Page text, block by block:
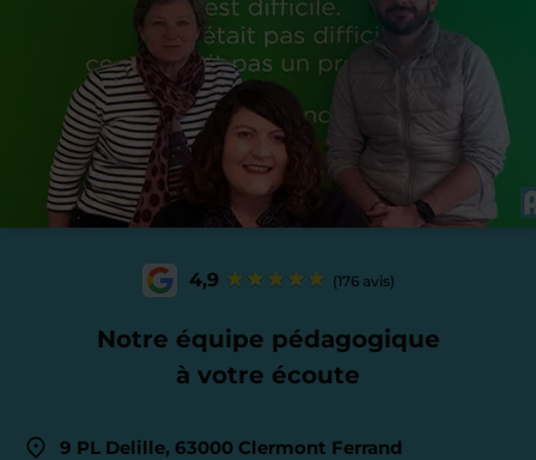
4,9 (176 avis)
Notre équipe pédagogique
à votre écoute
9 PL Delille, 63000 Clermont Ferrand